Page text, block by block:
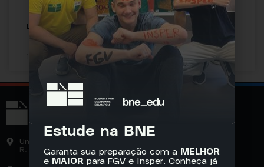
LER MAIS »
18 de maio de 2022 Nenhum comentário
Unidade Vila Olímpia, São Paulo - SP
R. Gomes de Carvalho, 1765
Estude na BNE
Garanta sua preparação com a
MELHOR
e
MAIOR para FGV e Insper. Conheça já